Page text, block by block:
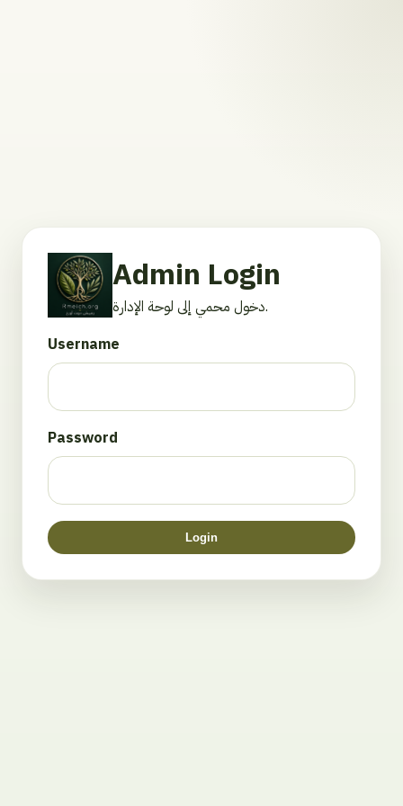
Admin Login
دخول محمي إلى لوحة الإدارة.
Username
Password